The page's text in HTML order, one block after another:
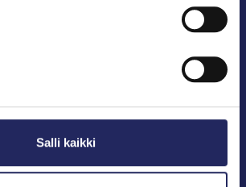
Salli kaikki
on Itämeren suojelija, meren